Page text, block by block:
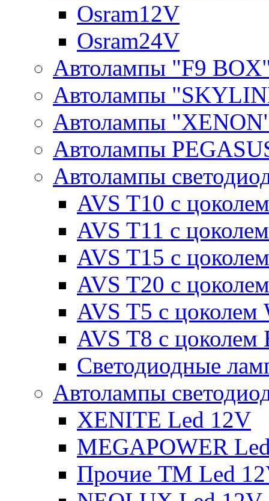
Osram12V
Osram24V
Автолампы "F9
Автолампы
Автолампы
Автолампы
Автолампы
AVS T10 с
AVS T11 с
AVS T15 с
AVS T20 с
AVS T5 с цоколем
AVS T8 с цоколем
Светодиодные
Автолампы
XENITE Led 12V
MEGAPOWER
Прочие ТМ Led